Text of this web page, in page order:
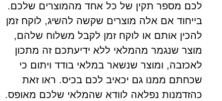
לכם מספר תקין של כל אחד מהמוצרים שלכם.
בייחוד אם אלה מוצרים שקשה להשיג, לוקח זמן
להכין אותם או לוקח זמן לקבל משלוח שלהם,
מוצר שנגמר מהמלאי ללא ידיעתכם זה מתכון
לאכזבה, ומוצר שנשאר במלאי בודד ויתום כי
שכחתם ממנו גם יכאיב לכם בכיס. ראו זאת
כהזדמנות נפלאה לוודא שהמלאי שלכם מאופס.